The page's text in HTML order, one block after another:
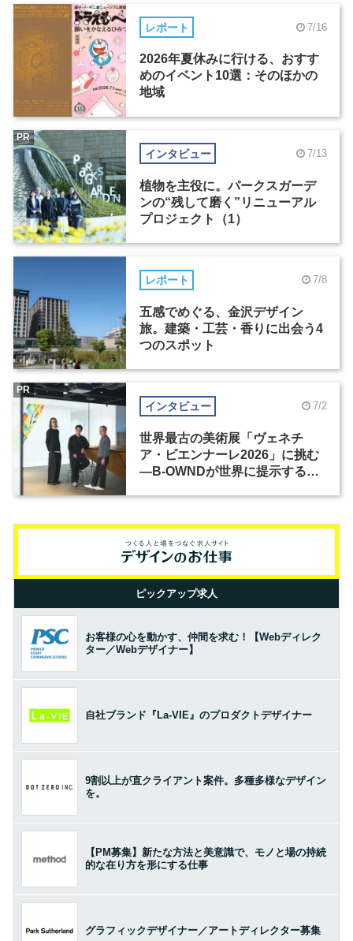
レポート 7/16
2026年夏休みに行ける、おすす
めのイベント10選：そのほかの
地域
インタビュー 7/13
植物を主役に。パークスガーデ
ンの“残して磨く”リニューアル
プロジェクト（1）
PR
レポート 7/8
五感でめぐる、金沢デザイン
旅。建築・工芸・香りに出会う4
つのスポット
インタビュー 7/2
世界最古の美術展「ヴェネチ
ア・ビエンナーレ2026」に挑む
―B-OWNDが世界に提示する美
PR
ピックアップ求人
お客様の心を動かす、仲間を求む！【Webディレク
ター／Webデザイナー】
自社ブランド『La-VIE』のプロダクトデザイナー
9割以上が直クライアント案件。多種多様なデザイン
を。
【PM募集】新たな方法と美意識で、モノと場の持続
的な在り方を形にする仕事
グラフィックデザイナー／アートディレクター募集